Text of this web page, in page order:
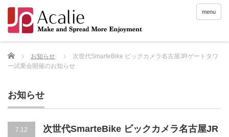
menu
Home お知らせ
次世代SmarteBike ビックカメラ名古屋JRゲートタワ
ー試乗会開催のお知らせ
お知らせ
7.12
次世代SmarteBike ビックカメラ名古屋JR